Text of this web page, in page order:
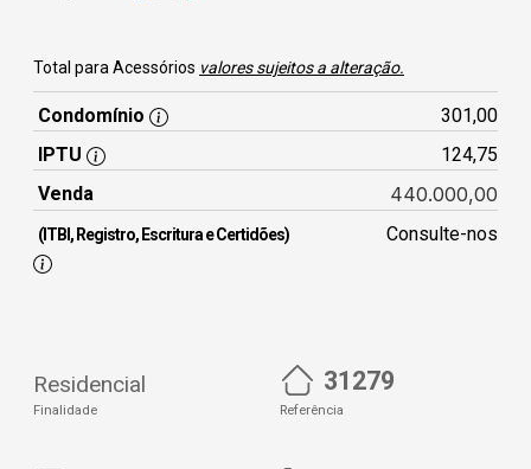
Total para Acessórios valores sujeitos a alteração.
Condomínio
301,00
IPTU
124,75
Venda
440.000,00
(ITBI, Registro, Escritura e Certidões) Consulte-nos
Residencial
Finalidade
31279
Referência